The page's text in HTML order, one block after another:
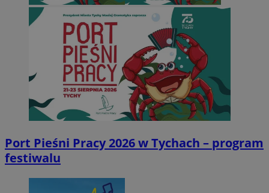
Port Pieśni Pracy 2026 w Tychach – program
festiwalu